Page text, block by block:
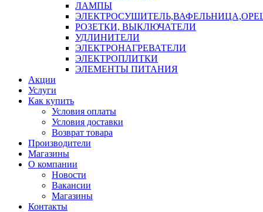
ЛАМПЫ
РОЗЕТКИ, ВЫКЛЮЧАТЕЛИ
УДЛИНИТЕЛИ
ЭЛЕКТРОНАГРЕВАТЕЛИ
ЭЛЕКТРОПЛИТКИ
ЭЛЕМЕНТЫ ПИТАНИЯ
Акции
Услуги
Как купить
Условия оплаты
Условия доставки
Возврат товара
Производители
Магазины
О компании
Новости
Вакансии
Магазины
Контакты